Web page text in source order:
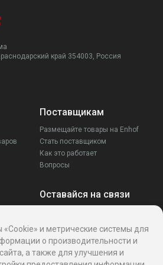
край 354003, Россия
Поставщикам
Размещайте товары на Enhof
Стать поставщиком
Как это работает
Вопросы
Оставайся на связи
и метрические системы для
о производительности и
а также для улучшения и